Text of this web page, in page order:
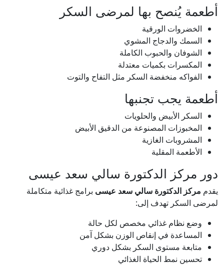
أطعمة يُنصح بها لمرضى السكر
الخضروات الورقية
السمك والدجاج المشوي
الشوفان والحبوب الكاملة
المكسرات بكميات معتدلة
الفواكه منخفضة السكر مثل التفاح والتوت
أطعمة يجب تجنبها
السكر الأبيض والحلويات
المخبوزات المصنوعة من الدقيق الأبيض
المشروبات الغازية
الأطعمة المقلية
دور مركز الدكتورة سالي سعد عيسى
يقدم مركز الدكتورة سالي سعد عيسى برامج غذائية متكاملة
لمرضى السكر تهدف إلى:
وضع نظام غذائي مخصص لكل حالة
المساعدة في إنقاص الوزن بشكل آمن
متابعة مستوى السكر بشكل دوري
تحسين نمط الحياة الغذائي